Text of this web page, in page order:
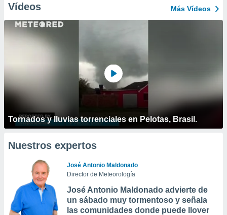
Vídeos Más Vídeos
Tornados y lluvias torrenciales en Pelotas, Brasil.
Nuestros expertos
José Antonio Maldonado
Director de Meteorología
José Antonio Maldonado advierte de
un sábado muy tormentoso y señala
las comunidades donde puede llover